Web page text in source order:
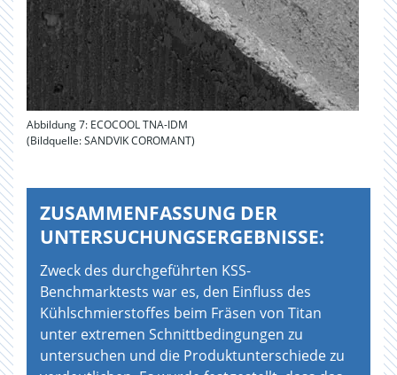
Abbildung 7: ECOCOOL TNA-IDM
(Bildquelle: SANDVIK COROMANT)
ZUSAMMENFASSUNG DER
UNTERSUCHUNGSERGEBNISSE:
Zweck des durchgeführten KSS-
Benchmarktests war es, den Einfluss des
Kühlschmierstoffes beim Fräsen von Titan
unter extremen Schnittbedingungen zu
untersuchen und die Produktunterschiede zu